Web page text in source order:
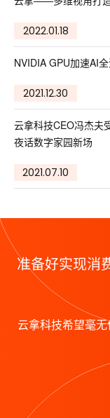
2022.01.18
NVIDIA GPU加速AI
2021.12.30
云拿科技CEO冯杰夫
夜话数字家园新场
2021.07.10
准备好实现消
云拿科技希望毫